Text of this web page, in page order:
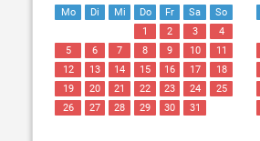
Mo Di Mi Do Fr Sa
So
1
2 3
4
5
6 7 8 9 10
11
12
13 14 15 16 17
18
19
20 21 22 23 24
25
26
27 28 29 30 31